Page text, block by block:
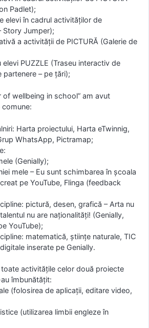
Padlet);
elevi în cadrul activităților de
Story Jumper);
a activității de PICTURĂ (Galerie de
PUZZLE (Traseu interactiv de
partenere – pe țări);
of wellbeing in school” am avut
Harta proiectului, Harta eTwinnig,
WhatsApp, Pictramap;
(Genially);
mele – Eu sunt schimbarea în școala
pe YouTube, Flinga (feedback
pictură, desen, grafică – Arta nu
nu are naționalități! (Genially,
YouTube);
matematică, științe naturale, TIC
inserate pe Genially.
activitățile celor două proiecte
îmbunătățit:
(folosirea de aplicații, editare video,
(utilizarea limbii engleze în